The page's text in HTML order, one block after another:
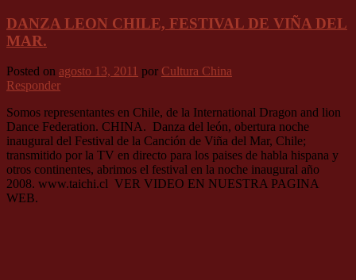
DANZA LEON CHILE, FESTIVAL DE VIÑA DEL
MAR.
Posted on agosto 13, 2011 por Cultura China
Responder
Somos representantes en Chile, de la International Dragon and lion
Dance Federation. CHINA. Danza del león, obertura noche
inaugural del Festival de la Canción de Viña del Mar, Chile;
transmitido por la TV en directo para los paises de habla hispana y
otros continentes, abrimos el festival en la noche inaugural año
2008. www.taichi.cl VER VIDEO EN NUESTRA PAGINA
WEB.